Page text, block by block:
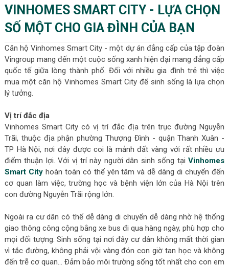
VINHOMES SMART CITY - LỰA CHỌN
SỐ MỘT CHO GIA ĐÌNH CỦA BẠN
Căn hộ Vinhomes Smart City - một dự án đẳng cấp của tập đoàn
Vingroup mang đến một cuộc sống xanh hiện đại mang đẳng cấp
quốc tế giữa lòng thành phố. Đối với nhiều gia đình trẻ thì việc
mua một căn hộ Vinhomes Smart City để sinh sống là lựa chọn
lý tưởng.
Vị trí đắc địa
Vinhomes Smart City có vị trí đắc địa trên trục đường Nguyễn
Trãi, thuộc địa phận phường Thượng Đình - quận Thanh Xuân -
TP Hà Nội, nơi đây được coi là mảnh đất vàng với rất nhiều ưu
điểm thuận lợi. Với vị trí này người dân sinh sống tạiVinhomes
Smart Cityhoàn toàn có thể yên tâm và dễ dàng di chuyển đến
cơ quan làm việc, trường học và bệnh viện lớn của Hà Nội trên
con đường Nguyễn Trãi rộng lớn.
Ngoài ra cư dân có thể dễ dàng di chuyển dễ dàng nhờ hệ thống
giao thông công cộng bằng xe bus đi qua hàng ngày, phù hợp cho
mọi đối tượng. Sinh sống tại nơi đây cư dân không mất thời gian
vì tắc đường, không phải vội vàng đón con giờ tan học và không
đến trễ cơ quan… Đảm bảo môi trường sống tốt nhất cho con em